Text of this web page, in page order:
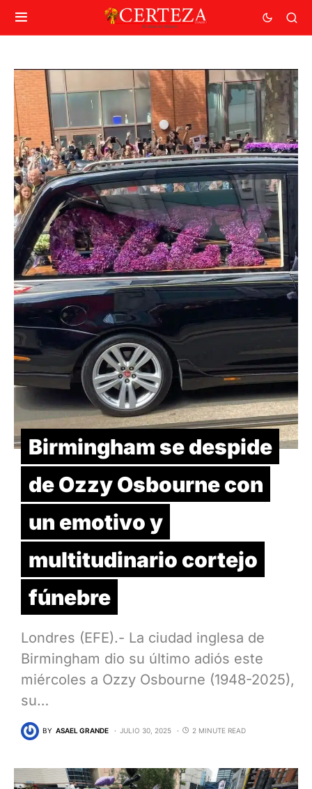
Birmingham se despide
de Ozzy Osbourne con
un emotivo y
multitudinario cortejo
fúnebre
Londres (EFE).- La ciudad inglesa de
Birmingham dio su último adiós este
miércoles a Ozzy Osbourne (1948-2025),
su…
BY ASAEL GRANDE JULIO 30, 2025 2 MINUTE READ